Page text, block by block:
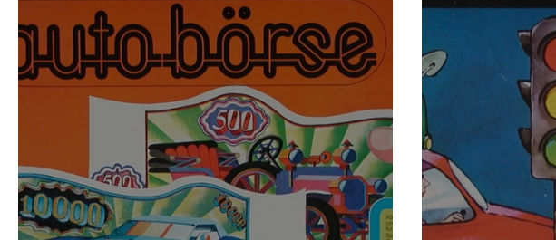
Schule & Erziehung Angelspiel
Orakelspiele Denkspiele Wissensspiel Quartettspiel Raumfahrt
Umweltspiele Historische Momente